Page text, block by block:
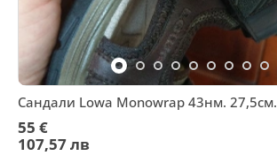
Сандали Lowa Monowrap 43нм. 27,5см.
55 €
107,57 лв